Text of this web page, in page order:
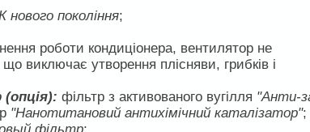
нового покоління;
роботи кондиціонера, вентилятор не
виключає утворення плісняви, грибків і
фільтр з активованого вугілля "Анти-
"Нанотитановий антихімічний каталізатор";